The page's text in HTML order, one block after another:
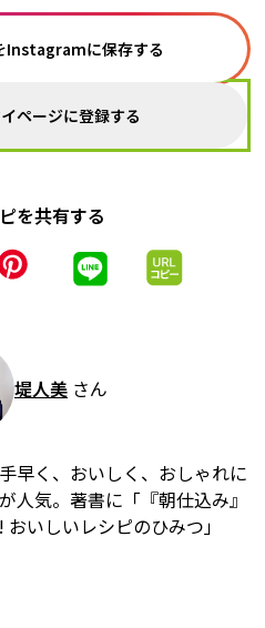
Instagramに保存する
ページに登録する
を共有する
堤人美 さん
早く、おいしく、おしゃれに
人気。著書に「『朝仕込み』
いしいレシピのひみつ」